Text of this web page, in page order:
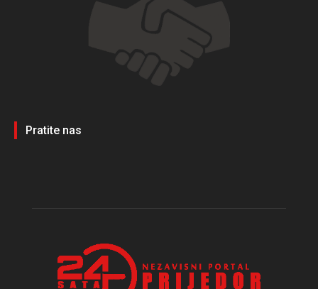
Pratite nas